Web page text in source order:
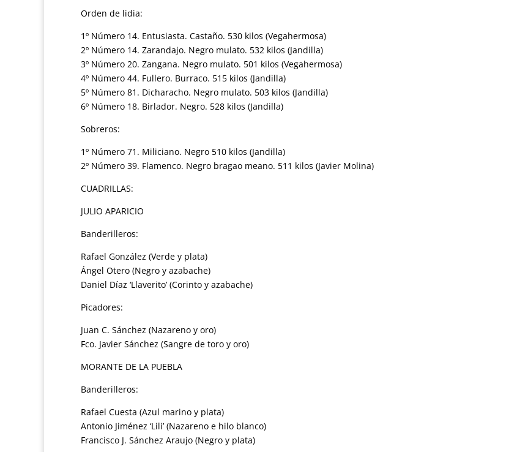
Orden de lidia:
1º Número 14. Entusiasta. Castaño. 530 kilos (Vegahermosa)
2º Número 14. Zarandajo. Negro mulato. 532 kilos (Jandilla)
3º Número 20. Zangana. Negro mulato. 501 kilos (Vegahermosa)
4º Número 44. Fullero. Burraco. 515 kilos (Jandilla)
5º Número 81. Dicharacho. Negro mulato. 503 kilos (Jandilla)
6º Número 18. Birlador. Negro. 528 kilos (Jandilla)
Sobreros:
1º Número 71. Miliciano. Negro 510 kilos (Jandilla)
2º Número 39. Flamenco. Negro bragao meano. 511 kilos (Javier Molina)
CUADRILLAS:
JULIO APARICIO
Banderilleros:
Rafael González (Verde y plata)
Ángel Otero (Negro y azabache)
Daniel Díaz ‘Llaverito’ (Corinto y azabache)
Picadores:
Juan C. Sánchez (Nazareno y oro)
Fco. Javier Sánchez (Sangre de toro y oro)
MORANTE DE LA PUEBLA
Banderilleros:
Rafael Cuesta (Azul marino y plata)
Antonio Jiménez ‘Lili’ (Nazareno e hilo blanco)
Francisco J. Sánchez Araujo (Negro y plata)